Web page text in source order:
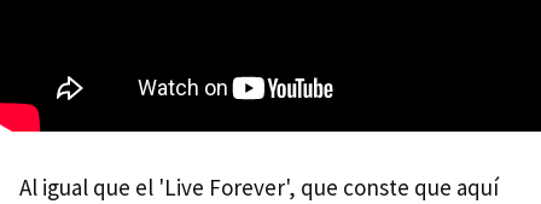
Al igual que el 'Live Forever', que conste que aquí